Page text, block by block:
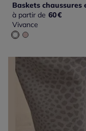
à partir de 60€
Vivance